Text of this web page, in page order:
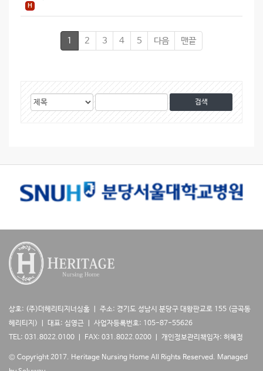
H
1 2 3 4 5 다음 맨끝
게
시
검
색
색
상호: (주)더헤리티지너싱홈 ㅣ 주소: 경기도 성남시 분당구 대왕판교로 155 (금곡동
헤리티지) ㅣ 대표: 심영근 ㅣ 사업자등록번호: 105-87-55626
TEL: 031.8022.0100 ㅣ FAX: 031.8022.0200 ㅣ 개인정보관리책임자: 허혜정
© Copyright 2017. Heritage Nursing Home All Rights Reserved. Managed